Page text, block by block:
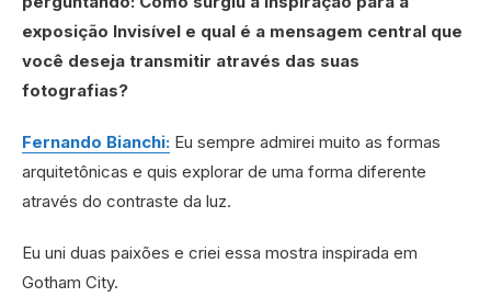
exposição Invisível e qual é a mensagem central que
você deseja transmitir através das suas
fotografias?
Fernando Bianchi: Eu sempre admirei muito as formas
arquitetônicas e quis explorar de uma forma diferente
através do contraste da luz.
Eu uni duas paixões e criei essa mostra inspirada em
Gotham City.